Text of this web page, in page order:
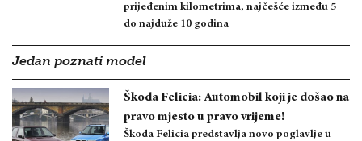
prijeđenim kilometrima, najčešće između 5
do najduže 10 godina
Jedan poznati model
Škoda Felicia: Automobil koji je došao na
pravo mjesto u pravo vrijeme!
Škoda Felicia predstavlja novo poglavlje u